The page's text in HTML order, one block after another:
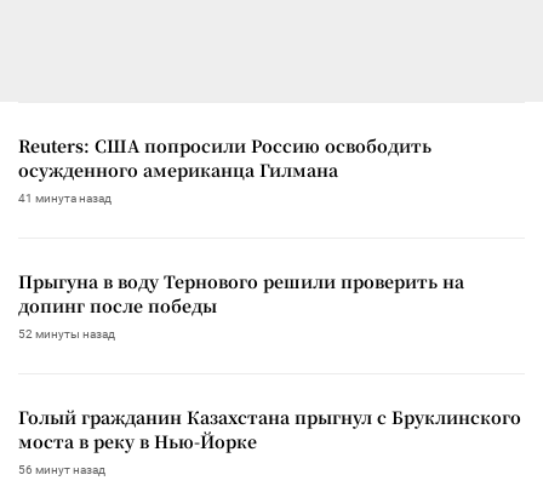
Reuters: США попросили Россию освободить
осужденного американца Гилмана
41 минута назад
Прыгуна в воду Тернового решили проверить на
допинг после победы
52 минуты назад
Голый гражданин Казахстана прыгнул с Бруклинского
моста в реку в Нью-Йорке
56 минут назад